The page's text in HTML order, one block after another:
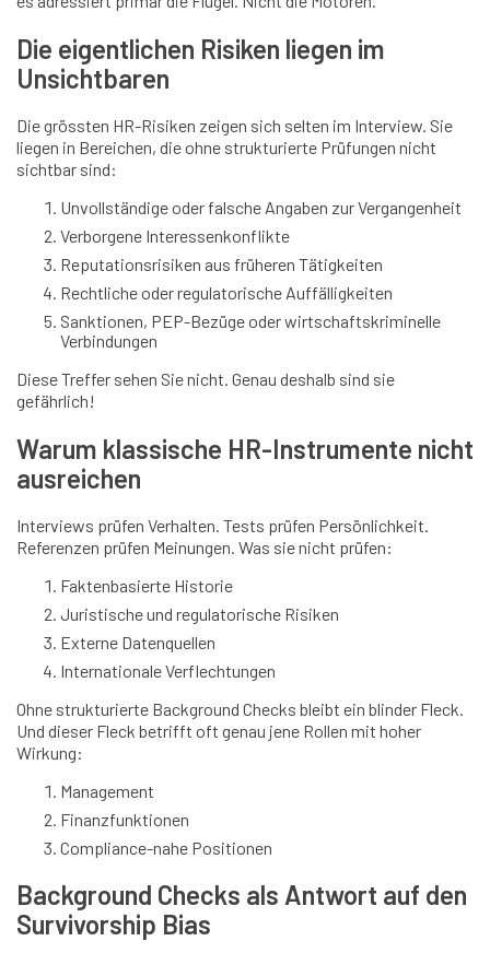
Die eigentlichen Risiken liegen im
Unsichtbaren
Die grössten HR-Risiken zeigen sich selten im Interview. Sie
liegen in Bereichen, die ohne strukturierte Prüfungen nicht
sichtbar sind:
Unvollständige oder falsche Angaben zur Vergangenheit
Verborgene Interessenkonflikte
Reputationsrisiken aus früheren Tätigkeiten
Rechtliche oder regulatorische Auffälligkeiten
Sanktionen, PEP-Bezüge oder wirtschaftskriminelle
Verbindungen
Diese Treffer sehen Sie nicht. Genau deshalb sind sie
gefährlich!
Warum klassische HR-Instrumente nicht
ausreichen
Interviews prüfen Verhalten. Tests prüfen Persönlichkeit.
Referenzen prüfen Meinungen. Was sie nicht prüfen:
Faktenbasierte Historie
Juristische und regulatorische Risiken
Externe Datenquellen
Internationale Verflechtungen
Ohne strukturierte Background Checks bleibt ein blinder Fleck.
Und dieser Fleck betrifft oft genau jene Rollen mit hoher
Wirkung:
Management
Finanzfunktionen
Compliance-nahe Positionen
Background Checks als Antwort auf den
Survivorship Bias